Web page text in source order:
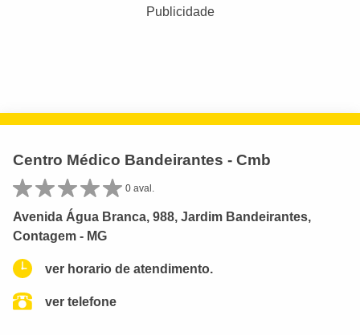
Publicidade
Centro Médico Bandeirantes - Cmb
0 aval.
Avenida Água Branca, 988, Jardim Bandeirantes,
Contagem - MG
ver horario de atendimento.
ver telefone